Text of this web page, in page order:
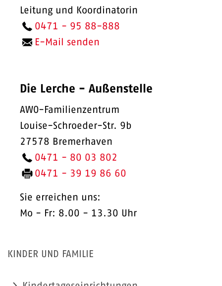
Leitung und Koordinatorin
0471 - 95 88-888
E-Mail senden
Die Lerche - Außenstelle
AWO-Familienzentrum
Louise-Schroeder-Str. 9b
27578 Bremerhaven
0471 - 80 03 802
0471 - 39 19 86 60
Sie erreichen uns:
Mo - Fr: 8.00 - 13.30 Uhr
KINDER UND FAMILIE